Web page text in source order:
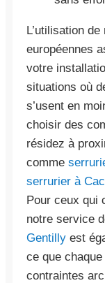
L’utilisation
européennes
votre
situations où
s’usent en
choisir des
résidez à
comme
serrurier à
Pour ceux qui
notre service
Gentilly est
ce que
contraintes